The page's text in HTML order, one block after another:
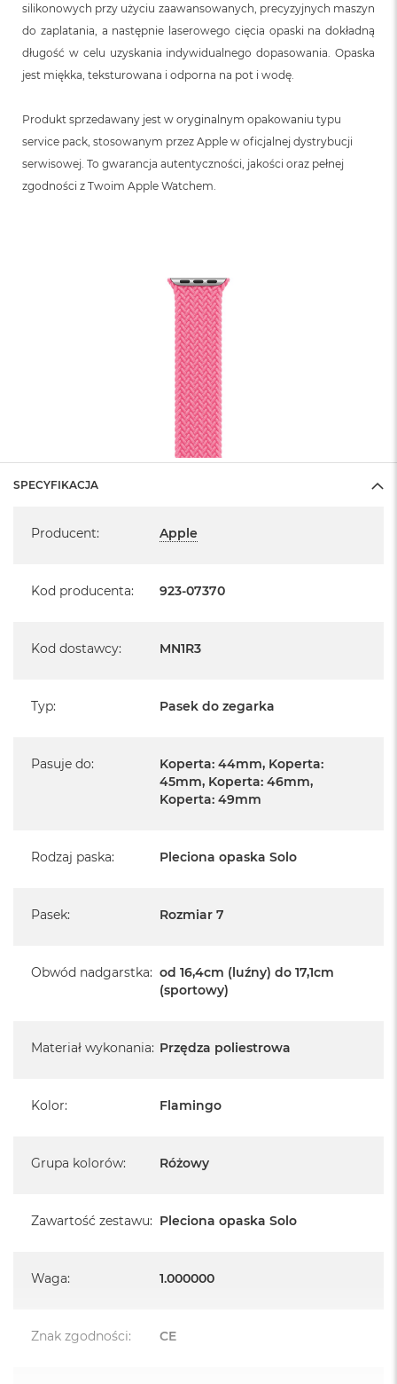
silikonowych przy użyciu zaawansowanych, precyzyjnych maszyn
do zaplatania, a następnie laserowego cięcia opaski na dokładną
długość w celu uzyskania indywidualnego dopasowania. Opaska
jest miękka, teksturowana i odporna na pot i wodę.
Produkt sprzedawany jest w oryginalnym opakowaniu typu
service pack, stosowanym przez Apple w oficjalnej dystrybucji
serwisowej. To gwarancja autentyczności, jakości oraz pełnej
zgodności z Twoim Apple Watchem.
SPECYFIKACJA
Producent: Apple
Kod producenta: 923-07370
Kod dostawcy: MN1R3
Typ: Pasek do zegarka
Pasuje do:
Koperta: 44mm, Koperta:
45mm, Koperta: 46mm,
Koperta: 49mm
Rodzaj paska: Pleciona opaska Solo
Pasek: Rozmiar 7
Obwód nadgarstka: od 16,4cm (luźny) do 17,1cm
(sportowy)
Materiał wykonania: Przędza poliestrowa
Kolor: Flamingo
Grupa kolorów: Różowy
Zawartość zestawu: Pleciona opaska Solo
Waga: 1.000000
Znak zgodności: CE